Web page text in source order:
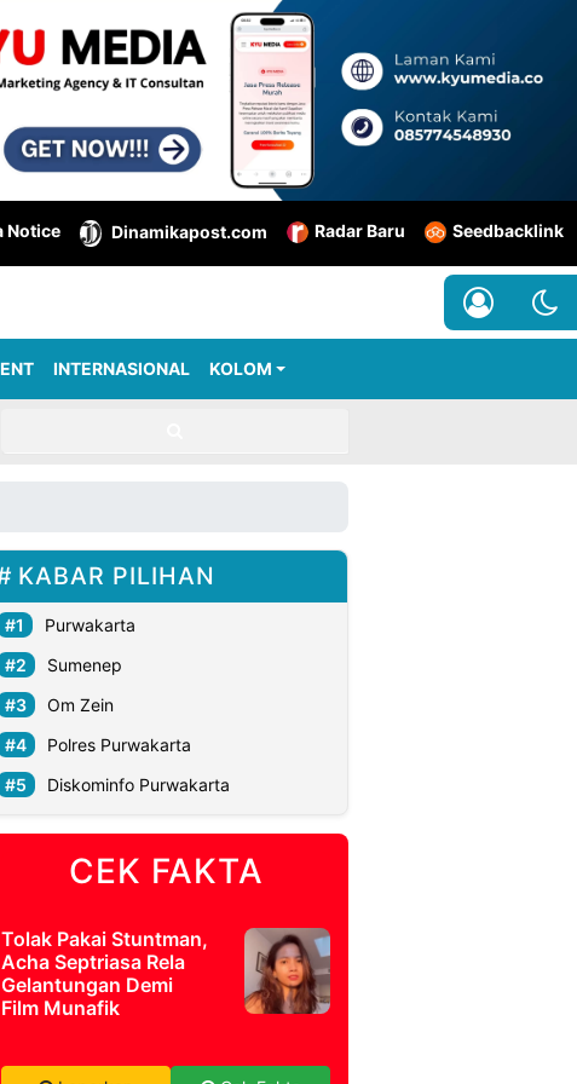
Notice Dinamikapost.com Radar Baru Seedbacklink
INTERNASIONAL KOLOM
KABAR PILIHAN
Purwakarta
Sumenep
Om Zein
Polres Purwakarta
Diskominfo Purwakarta
CEK FAKTA
Tolak Pakai Stuntman,
Acha Septriasa Rela
Gelantungan Demi
Film Munafik